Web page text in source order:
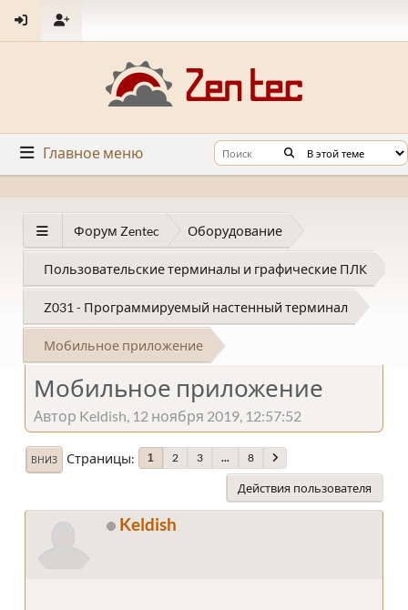
Главное меню
Форум Zentec Оборудование
Пользовательские терминалы и графические ПЛК
Z031 - Программируемый настенный терминал
Мобильное приложение
Мобильное приложение
Автор Keldish, 12 ноября 2019, 12:57:52
ВНИЗ Страницы 1 2 3 ... 8
Действия пользователя
Keldish